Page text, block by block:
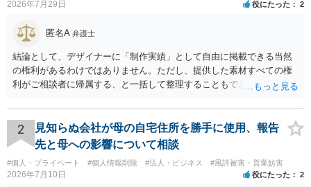
2026年7月29日 役にたった 2
匿名A 弁護士
結論として、デザイナーに「制作実績」として自由に掲載できる当然
の権利があるわけではありません。ただし、提供した素材すべての権
利がご相談者に帰属する、と一括して整理することもできません。 ご
身が著作権者です。 他方、ブランド名、文字主体のロゴ、商品情報、
短いキャッチコピー、販売コンセプトなどは、通常、著作物には当た
りません。ただし、ロゴに独自の図形やイラスト等が含まれる場合に
は、その表現部分が著作物となる可能性があります。 また、人物写真
の著作権は撮影者に、肖像に関する権利は被写体本人に帰属します
（著作権法2条・17条）。 ウェブサイト全体に当然に著作権が生じる
2
見知らぬ会社が母の自宅住所を勝手に使用、報告
先と母への影響について相談
#個人・プライベート #個人情報削除 #法人・ビジネス #風評被害・営業妨害
2026年7月10日 役にたった 2